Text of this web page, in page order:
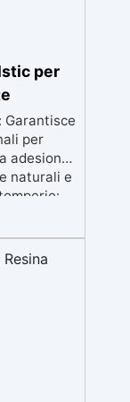
per
Garantisce
per
adesione:
naturali e
e
senza
usare: